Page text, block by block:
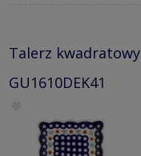
Talerz
GU1610DEK41